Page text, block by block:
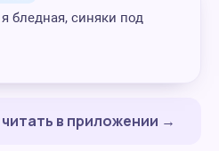
бледная, синяки под
в приложении →